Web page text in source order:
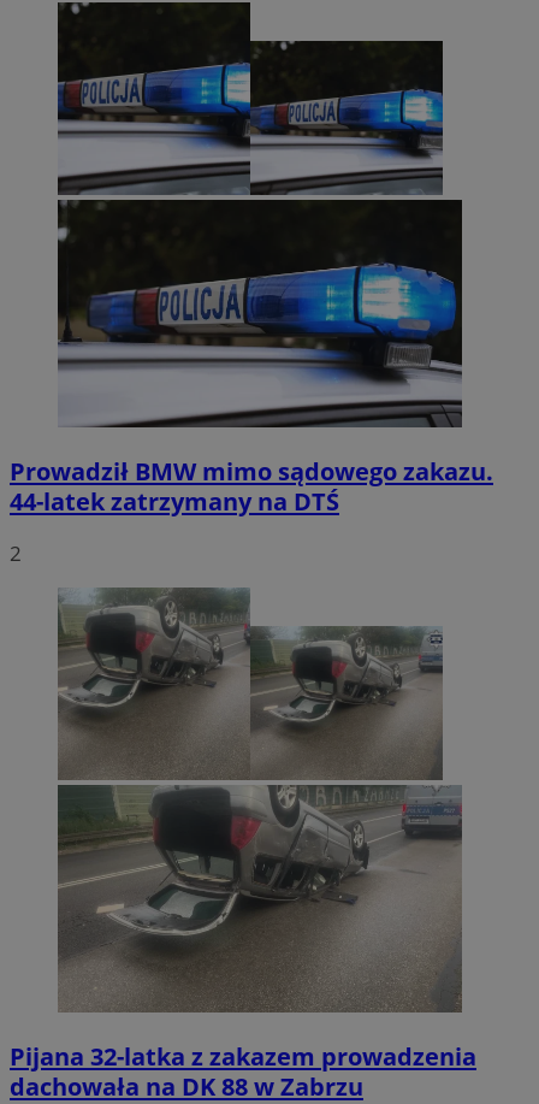
Prowadził BMW mimo sądowego zakazu.
44-latek zatrzymany na DTŚ
2
Pijana 32-latka z zakazem prowadzenia
dachowała na DK 88 w Zabrzu